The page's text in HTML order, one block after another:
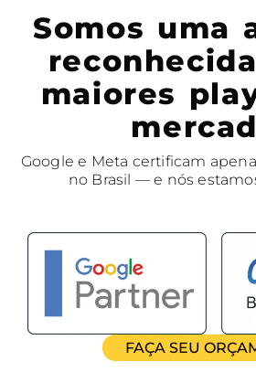
Somos uma
maiores
Google e Meta certificam
no Brasil — e nós
FAÇA SEU